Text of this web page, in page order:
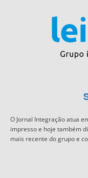
O Jornal Integração atua
impresso e hoje também
mais recente do grupo e